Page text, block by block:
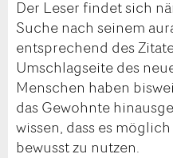
Der Leser findet sich
Suche nach seinem
entsprechend des
Umschlagseite des
Menschen haben
das Gewohnte
wissen, dass es
bewusst zu nutzen.